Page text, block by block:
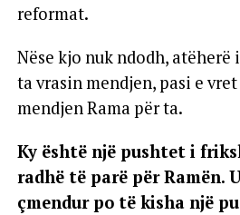
reformat.
Nëse kjo nuk ndodh, atëherë
ta vrasin mendjen, pasi e
mendjen Rama për ta.
Ky është një pushtet i
radhë të parë për Ramën.
çmendur po të kisha një